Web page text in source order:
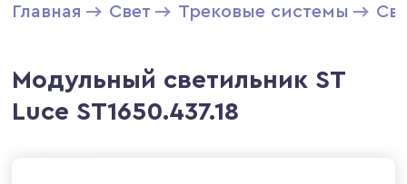
Главная Свет Трековые системы
Модульный светильник ST
Luce ST1650.437.18